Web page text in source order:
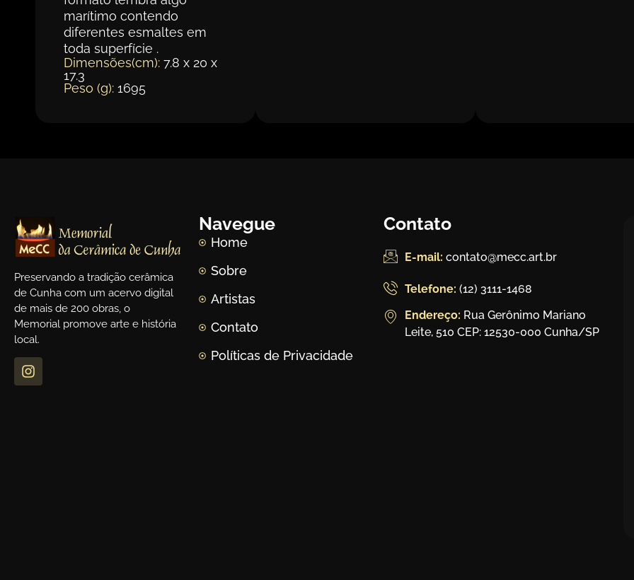
marítimo contendo
diferentes esmaltes em
toda superfície .
Dimensões(cm): 7.8 x 20 x
17.3
Peso (g): 1695
Preservando a tradição cerâmica
de Cunha com um acervo digital
de mais de 200 obras, o
Memorial promove arte e história
local.
Navegue
Home
Sobre
Artistas
Contato
Políticas de Privacidade
Contato
E-mail: contato@mecc.art.br
Telefone: (12) 3111-1468
Endereço: Rua Gerônimo Mariano
Leite, 510 CEP: 12530-000 Cunha/SP